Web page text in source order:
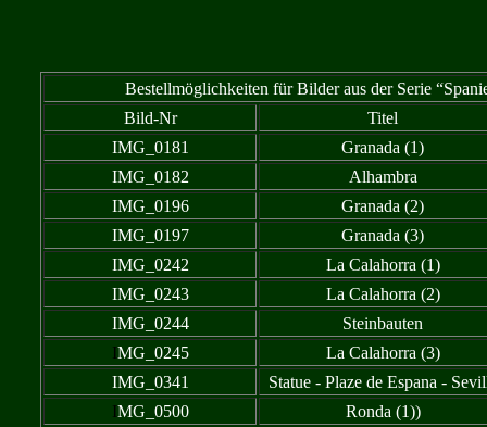
Bestellmöglichkeiten für Bilder aus der Serie
Bild-Nr
Titel
IMG_0181
Granada (1)
IMG_0182
Alhambra
IMG_0196
Granada (2)
IMG_0197
Granada (3)
IMG_0242
La Calahorra (1)
IMG_0243
La Calahorra (2)
IMG_0244
Steinbauten
IMG_0245
La Calahorra (3)
IMG_0341
Statue - Plaze de Espana -
IMG_0500
Ronda (1))